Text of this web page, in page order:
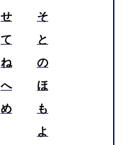
せ
そ
て
と
ね
の
へ
ほ
め
も
よ